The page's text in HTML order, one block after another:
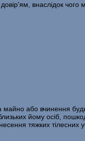
внаслідок чого
або вчинення
йому осіб,
тяжких